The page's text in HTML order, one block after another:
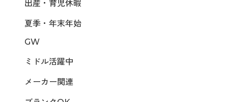
出産・育児休暇
夏季・年末年始
GW
ミドル活躍中
メーカー関連